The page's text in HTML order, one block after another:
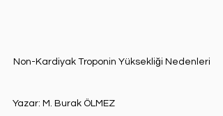
Non-Kardiyak Troponin Yüksekliği Nedenleri
Yazar: M. Burak ÖLMEZ